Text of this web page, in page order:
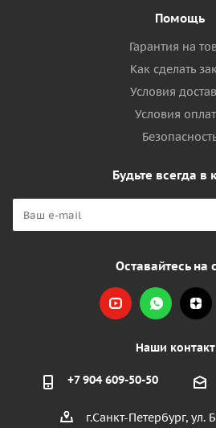
Помощь
Гарантия на
Как сделать
Условия
Условия
Будьте всегда в
Оставайтесь на
Наши
+7 904 609-50-50
г.Санкт-Петербург, ул.